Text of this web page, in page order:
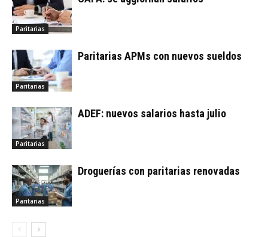
Paritarias
Paritarias
Paritarias APMs con nuevos sueldos
Paritarias
ADEF: nuevos salarios hasta julio
Paritarias
Droguerías con paritarias renovadas